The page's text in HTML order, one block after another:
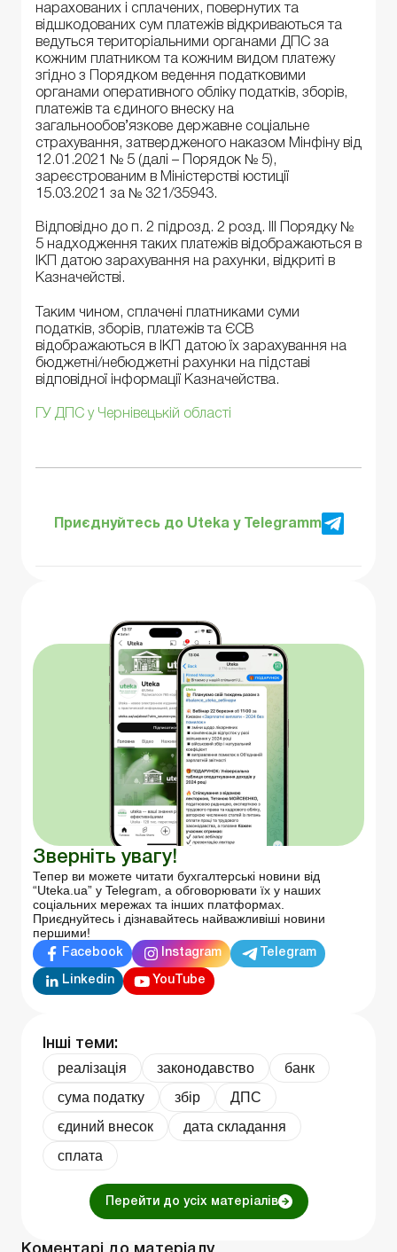
нарахованих і сплачених, повернутих та
відшкодованих сум платежів відкриваються та
ведуться територіальними органами ДПС за
кожним платником та кожним видом платежу
згідно з Порядком ведення податковими
органами оперативного обліку податків, зборів,
платежів та єдиного внеску на
загальнообов’язкове державне соціальне
страхування, затвердженого наказом Мінфіну від
12.01.2021 № 5 (далі – Порядок № 5),
зареєстрованим в Міністерстві юстиції
15.03.2021 за № 321/35943.
Відповідно до п. 2 підрозд. 2 розд. ІІІ Порядку №
5 надходження таких платежів відображаються в
ІКП датою зарахування на рахунки, відкриті в
Казначействі.
Таким чином, сплачені платниками суми
податків, зборів, платежів та ЄСВ
відображаються в ІКП датою їх зарахування на
бюджетні/небюджетні рахунки на підставі
відповідної інформації Казначейства.
ГУ ДПС у Чернівецькій області
Приєднуйтесь до Uteka у Telegramm
Зверніть увагу!
Тепер ви можете читати бухгалтерські новини від
“Uteka.ua” у Telegram, а обговорювати їх у наших
соціальних мережах та інших платформах.
Приєднуйтесь і дізнавайтесь найважливіші новини
першими!
Facebook Instagram Telegram
Linkedin YouTube
Інші теми:
реалізація законодавство
банк
сума податку
збір
ДПС
єдиний внесок
дата складання
сплата
Перейти до усіх матеріалів